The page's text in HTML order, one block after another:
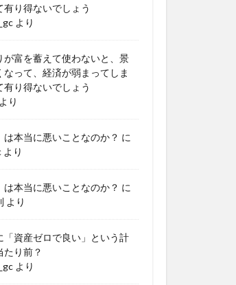
有り得ないでしょう
より
が富を蓄えて使わないと、景
なって、経済が弱まってしま
有り得ないでしょう
より
は本当に悪いことなのか？ に
より
は本当に悪いことなのか？ に
より
「資産ゼロで良い」という計
たり前？
より